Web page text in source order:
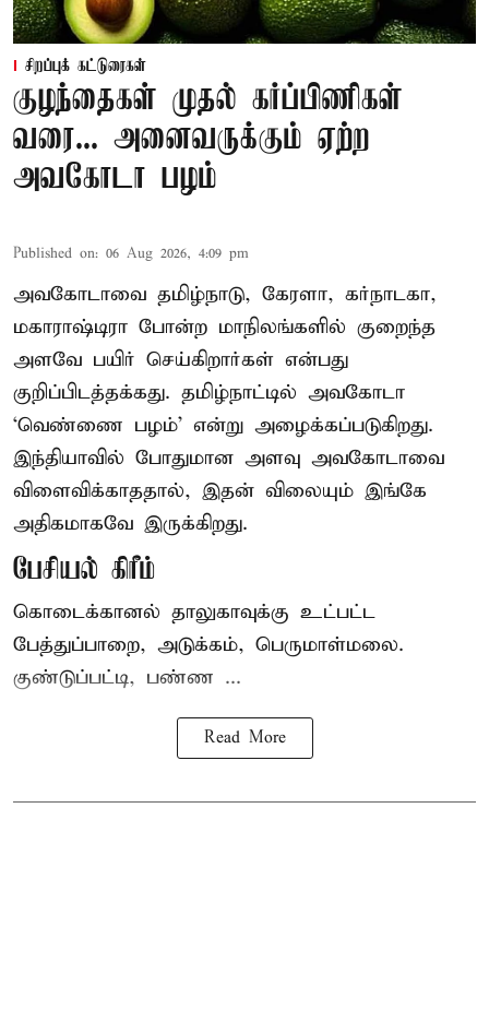
சிறப்புக் கட்டுரைகள்
குழந்தைகள் முதல் கர்ப்பிணிகள்
வரை... அனைவருக்கும் ஏற்ற
அவகோடா பழம்
Published on: 06 Aug 2026, 4:09 pm
அவகோடாவை தமிழ்நாடு, கேரளா, கர்நாடகா,
மகாராஷ்டிரா போன்ற மாநிலங்களில் குறைந்த
அளவே பயிர் செய்கிறார்கள் என்பது
குறிப்பிடத்தக்கது. தமிழ்நாட்டில் அவகோடா
‘வெண்ணை பழம்’ என்று அழைக்கப்படுகிறது.
இந்தியாவில் போதுமான அளவு அவகோடாவை
விளைவிக்காததால், இதன் விலையும் இங்கே
அதிகமாகவே இருக்கிறது.
பேசியல் கிரீம்
கொடைக்கானல் தாலுகாவுக்கு உட்பட்ட
பேத்துப்பாறை, அடுக்கம், பெருமாள்மலை.
குண்டுப்பட்டி, பண்ண ...
Read More